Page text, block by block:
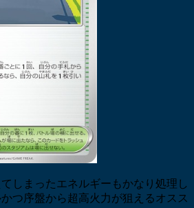
しまったエネルギーもかなり処理し
つ序盤から超高火力が狙えるオスス